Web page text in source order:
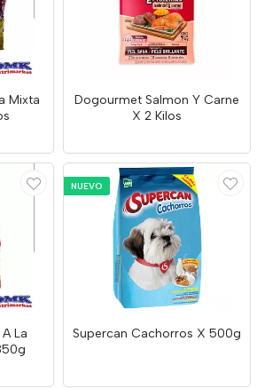
Mixta
Dogourmet Salmon Y Carne
X 2 Kilos
La
NUEVO
Supercan Cachorros X 500g